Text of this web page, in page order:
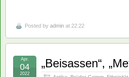
Posted by admin at 22:22
„Beisassen“,
Apr.
04
2022